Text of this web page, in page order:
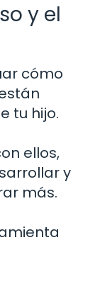
y el
cómo
tu hijo.
ellos,
y
más.